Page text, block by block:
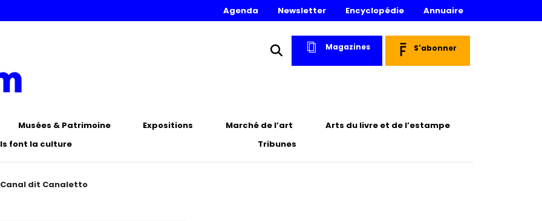
Agenda Newsletter Encyclopédie Annuaire
Magazines S'abonner
Musées & Patrimoine Expositions Marché de l’art
Arts du livre et de l’estampe
font la culture
Tribunes
dit Canaletto